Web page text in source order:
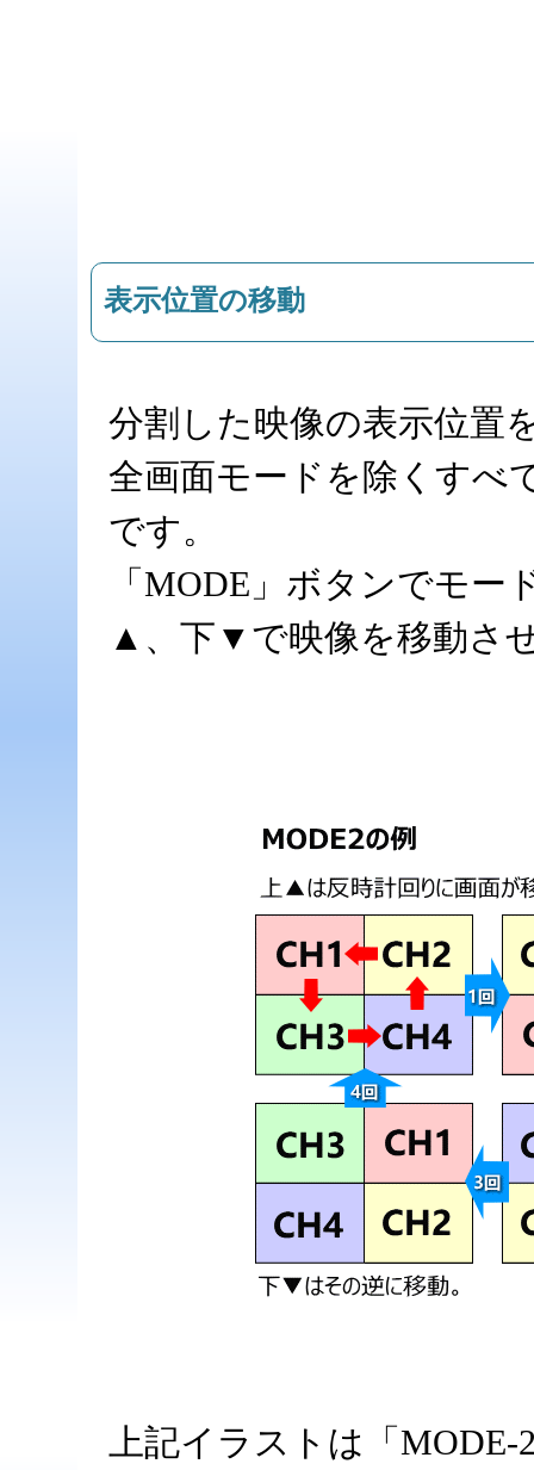
表示位置の移動
分割した映像の表示位置
全画面モードを除くすべ
です。
「MODE」ボタンでモ
▲、下▼で映像を移動さ
上記イラストは「